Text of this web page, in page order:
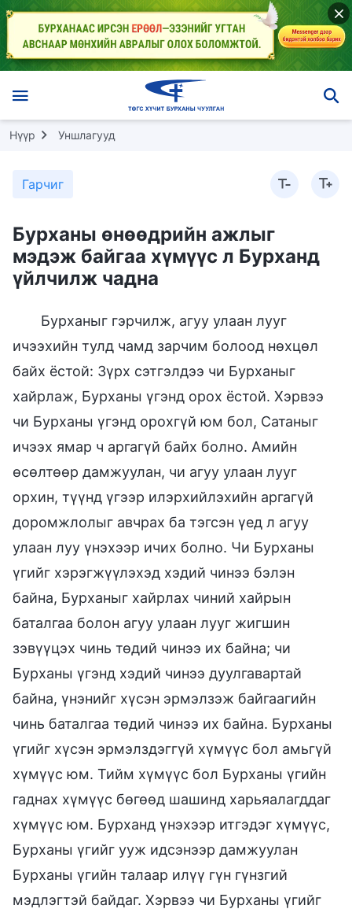
Нүүр Уншлагууд
Гарчиг
Бурханы өнөөдрийн ажлыг
мэдэж байгаа хүмүүс л Бурханд
үйлчилж чадна
Бурханыг гэрчилж, агуу улаан лууг
ичээхийн тулд чамд зарчим болоод нөхцөл
байх ёстой: Зүрх сэтгэлдээ чи Бурханыг
хайрлаж, Бурханы үгэнд орох ёстой. Хэрвээ
чи Бурханы үгэнд орохгүй юм бол, Сатаныг
ичээх ямар ч аргагүй байх болно. Амийн
өсөлтөөр дамжуулан, чи агуу улаан лууг
орхин, түүнд үгээр илэрхийлэхийн аргагүй
доромжлолыг авчрах ба тэгсэн үед л агуу
улаан луу үнэхээр ичих болно. Чи Бурханы
үгийг хэрэгжүүлэхэд хэдий чинээ бэлэн
байна, Бурханыг хайрлах чиний хайрын
баталгаа болон агуу улаан лууг жигшин
зэвүүцэх чинь төдий чинээ их байна; чи
Бурханы үгэнд хэдий чинээ дуулгавартай
байна, үнэнийг хүсэн эрмэлзэж байгаагийн
чинь баталгаа төдий чинээ их байна. Бурханы
үгийг хүсэн эрмэлздэггүй хүмүүс бол амьгүй
хүмүүс юм. Тийм хүмүүс бол Бурханы үгийн
гаднах хүмүүс бөгөөд шашинд харьяалагддаг
хүмүүс юм. Бурханд үнэхээр итгэдэг хүмүүс,
Бурханы үгийг ууж идсэнээр дамжуулан
Бурханы үгийн талаар илүү гүн гүнзгий
мэдлэгтэй байдаг. Хэрвээ чи Бурханы үгийг